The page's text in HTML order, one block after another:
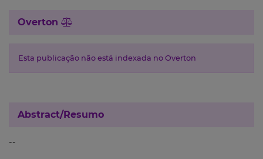
Overton
Esta publicação não está indexada no Overton
Abstract/Resumo
--